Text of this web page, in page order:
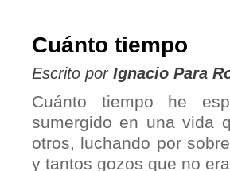
Cuánto tiempo
Escrito por Ignacio Para
Cuánto tiempo he
sumergido en una vida
otros, luchando por
y tantos gozos que no